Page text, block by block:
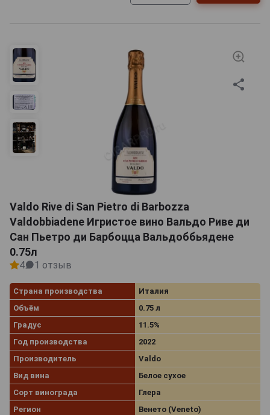
Valdo Rive di San Pietro di Barbozza
Valdobbiadene Игристое вино Вальдо Риве ди
Сан Пьетро ди Барбоцца Вальдоббьядене
0.75л
4 1 отзыв
Страна производства
Италия
Объём
0.75 л
Градус
11.5%
Год производства
2022
Производитель
Valdo
Вид вина
Белое сухое
Сорт винограда
Глера
Регион
Венето (Veneto)